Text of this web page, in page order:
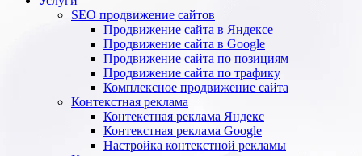
SEO продвижение сайтов
Продвижение сайта в Яндексе
Продвижение сайта в Google
Продвижение сайта по позициям
Продвижение сайта по трафику
Комплексное продвижение сайта
Контекстная реклама
Контекстная реклама Яндекс
Контекстная реклама Google
Настройка контекстной рекламы